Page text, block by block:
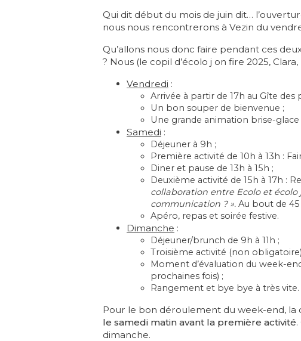
Qui dit début du mois de juin dit…
nous nous rencontrerons à Vezin du
Qu’allons nous donc faire pendant ces
? Nous (le copil d’écolo j on fire 2025,
Vendredi :
Arrivée à partir de 17h au Gîte des
Un bon souper de bienvenue ;
Une grande animation brise-
Samedi :
Déjeuner à 9h ;
Première activité de 10h à 13h :
Diner et pause de 13h à 15h ;
Deuxième activité de 15h à 17h :
collaboration entre Ecolo et écolo
communication ? ». Au bout de
Apéro, repas et soirée festive.
Dimanche :
Déjeuner/brunch de 9h à 11h ;
Troisième activité (non
Moment d’évaluation du week-
prochaines fois) ;
Rangement et bye bye à très vite.
Pour le bon déroulement du week-end, la
le samedi matin avant la première activité
dimanche.